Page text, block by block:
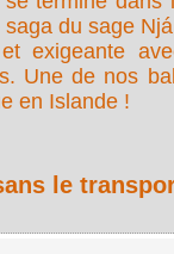
du sage
exigeante
Une de nos
en Islande !
le